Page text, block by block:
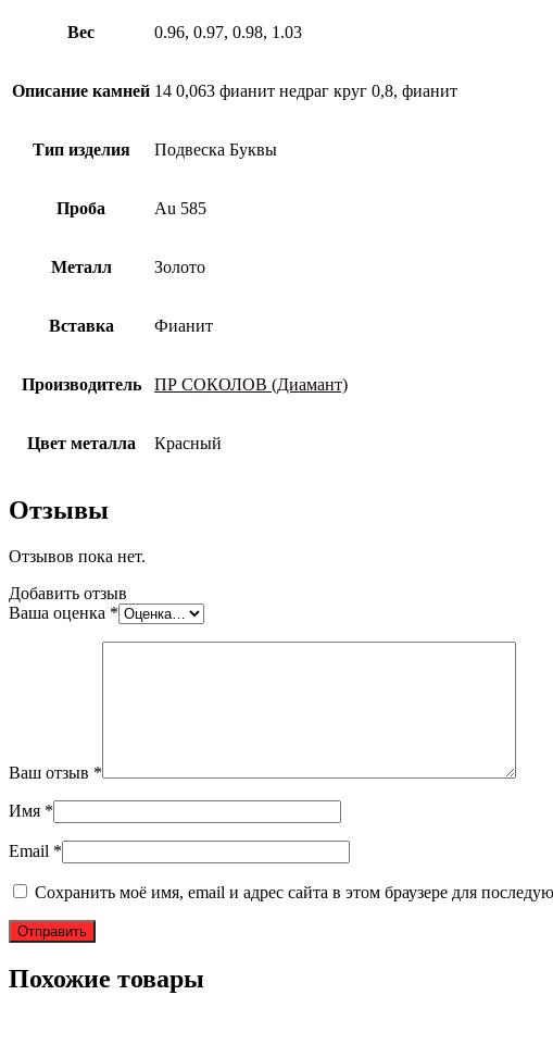
фианитомВес 0.96, 0.97, 0.98, 1.03
Описание камней 14 0,063 фианит недраг круг 0,8, фианит
Тип изделия Подвеска Буквы
Проба Au 585
Металл Золото
Вставка Фианит
Производитель ПР СОКОЛОВ (Диамант)
Цвет металла Красный
Отзывы
Отзывов пока нет.
Добавить отзыв
Ваша оценка *
Ваш отзыв *
Имя *
Email *
Сохранить моё имя, email и адрес сайта в этом браузере для
Похожие товары